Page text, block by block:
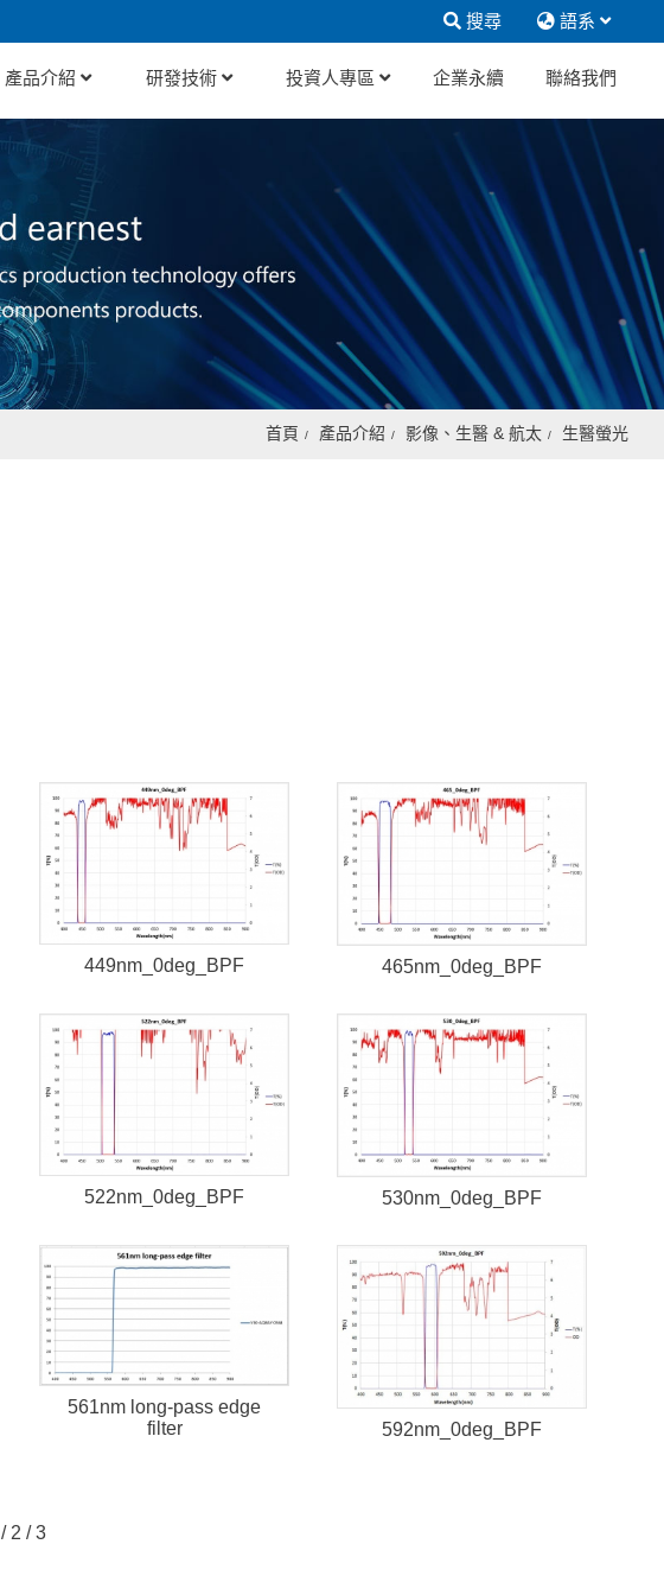
搜尋 語系
產品介紹 研發技術 投資人專區 企業永續 聯絡我們
首頁 產品介紹 影像、生醫 & 航太 生醫螢光
449nm_0deg_BPF 465nm_0deg_BPF
522nm_0deg_BPF 530nm_0deg_BPF
561nm long-pass edge
filter
592nm_0deg_BPF
/ 2 /3